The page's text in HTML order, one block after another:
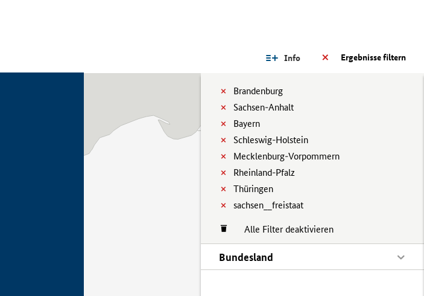
Ergebnisse filtern
Info
Brandenburg
Sachsen-Anhalt
Bayern
Schleswig-Holstein
Mecklenburg-Vorpommern
Rheinland-Pfalz
Thüringen
sachsen__freistaat
Alle Filter deaktivieren
Bundesland